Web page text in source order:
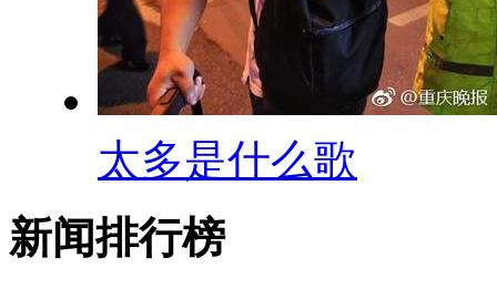
太多是什么歌
新闻排行榜